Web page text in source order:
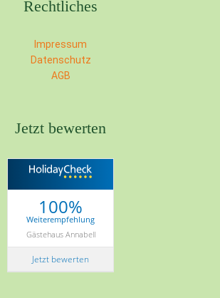
Rechtliches
Impressum
Datenschutz
AGB
Jetzt bewerten
100%
Weiterempfehlung
Gästehaus Annabell
Jetzt bewerten